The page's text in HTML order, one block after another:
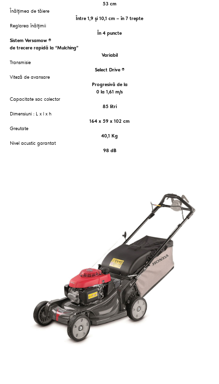
53 cm
Înălţimea de tăiere
Între 1,9 şi 10,1 cm – în 7 trepte
Reglarea înălţimii
În 4 puncte
Sistem Versamow ®
de trecere rapidă la “Mulching”
Variabil
Transmisie
Select Drive ®
Viteză de avansare
Progresivă de la
0 la 1,61 m/s
Capacitate sac colector
85 litri
Dimensiuni : L x l x h
164 x 59 x 102 cm
Greutate
40,1 Kg
Nivel acustic garantat
98 dB